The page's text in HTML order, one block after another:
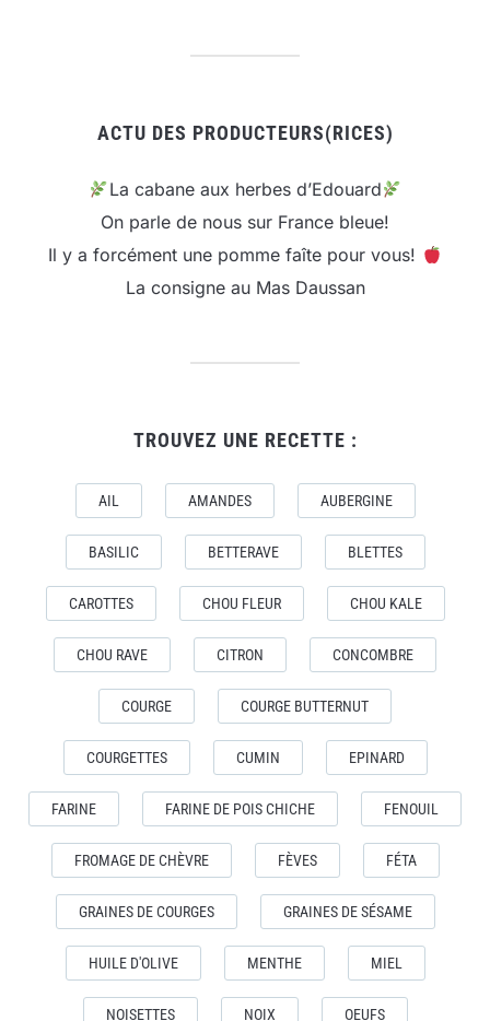
ACTU DES PRODUCTEURS(RICES)
La cabane aux herbes d’Edouard
On parle de nous sur France bleue!
Il y a forcément une pomme faîte pour vous!
La consigne au Mas Daussan
TROUVEZ UNE RECETTE :
AIL AMANDES AUBERGINE
BASILIC BETTERAVE BLETTES
CAROTTES CHOU FLEUR CHOU KALE
CHOU RAVE CITRON CONCOMBRE
COURGE COURGE BUTTERNUT
COURGETTES CUMIN EPINARD
FARINE FARINE DE POIS CHICHE FENOUIL
FROMAGE DE CHÈVRE FÈVES FÉTA
GRAINES DE COURGES GRAINES DE SÉSAME
HUILE D'OLIVE MENTHE MIEL
NOISETTES NOIX OEUFS